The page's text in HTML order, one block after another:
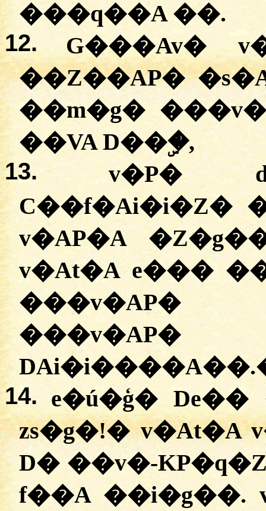
���q��A ��.
12.
G���Av�
��Z��AP�
��m�g�
��VA D��ۣ�,
13.
v�P�
C��f�Ai�i�Z�
v�AP�A
v�At�A e���
���v�AP�
���v�AP�
DAi�i����A��.
14. e�ú�ģ�
zs�g�!�v�At�A
D� ��v�-
f��A ��i�g��.